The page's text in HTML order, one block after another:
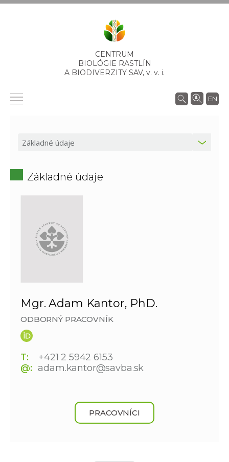
CENTRUM
BIOLÓGIE RASTLÍN
A BIODIVERZITY SAV, v. v. i.
EN
Základné údaje
Mgr. Adam Kantor, PhD.
ODBORNÝ PRACOVNÍK
T:
+421 2 5942 6153
@: adam.kantor@savba.sk
PRACOVNÍCI